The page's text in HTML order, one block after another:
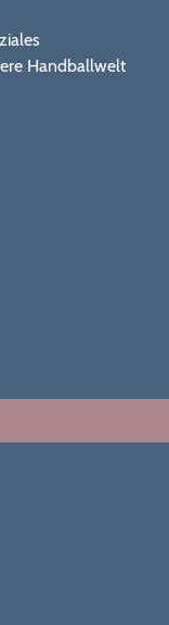
Handballwelt